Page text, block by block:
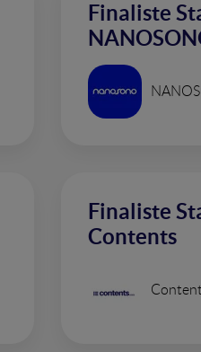
Finaliste
Finaliste
Contents